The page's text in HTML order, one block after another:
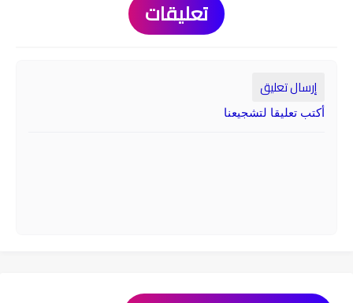
تعليقات
إرسال تعليق
أكتب تعليقا لتشجيعنا